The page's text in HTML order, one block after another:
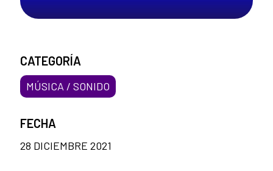
CATEGORÍA
MÚSICA / SONIDO
FECHA
28 DICIEMBRE 2021